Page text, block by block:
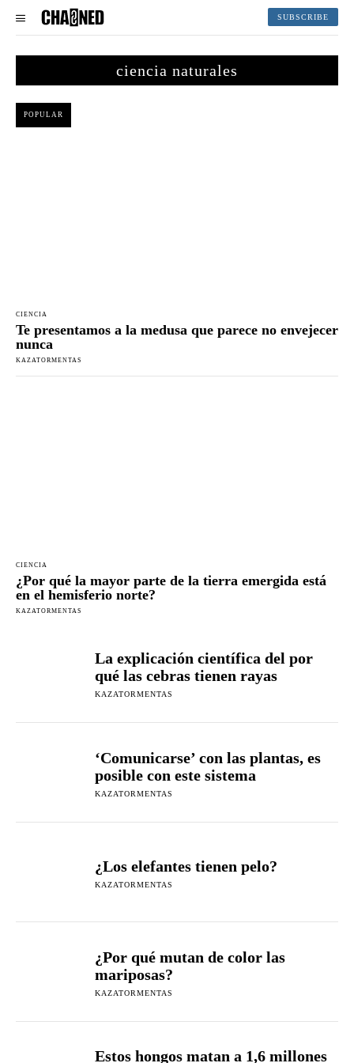
SUBSCRIBE
ciencia naturales
POPULAR
CIENCIA
Te presentamos a la medusa que parece no envejecer
nunca
KAZATORMENTAS
CIENCIA
¿Por qué la mayor parte de la tierra emergida está
en el hemisferio norte?
KAZATORMENTAS
La explicación científica del por
qué las cebras tienen rayas
KAZATORMENTAS
‘Comunicarse’ con las plantas, es
posible con este sistema
KAZATORMENTAS
¿Los elefantes tienen pelo?
KAZATORMENTAS
¿Por qué mutan de color las
mariposas?
KAZATORMENTAS
Estos hongos matan a 1,6 millones